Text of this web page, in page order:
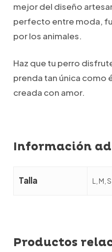
mejor del diseño
perfecto entre moda,
por los animales.
Haz que tu perro
prenda tan única como
creada con amor.
Información
Talla L, M,
Productos